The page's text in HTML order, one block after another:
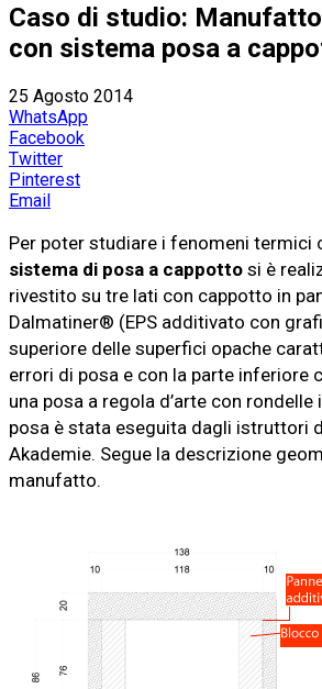
Caso di studio:
con sistema posa a
25 Agosto 2014
WhatsApp
Facebook
Twitter
Pinterest
Email
Per poter studiare i fenomeni termici
sistema di posa a cappotto si è
rivestito su tre lati con cappotto in
Dalmatiner® (EPS additivato con
superiore delle superfici opache
errori di posa e con la parte inferiore
una posa a regola d’arte con rondelle
posa è stata eseguita dagli istruttori
Akademie. Segue la descrizione
manufatto.